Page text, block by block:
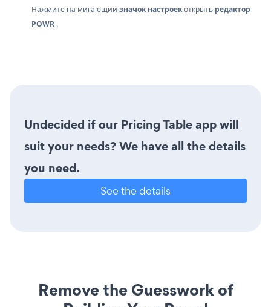
Нажмите на мигающий значок настроекоткрыть редактор
POWR .
Undecided if our Pricing Table app will
suit your needs? We have all the details
you need.
See the details
Remove the Guesswork of